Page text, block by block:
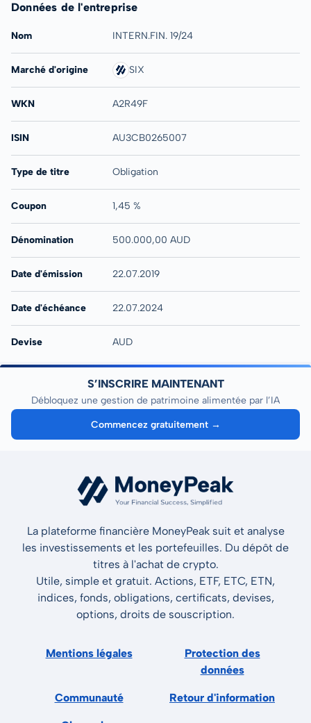
Données de l'entreprise
Nom INTERN.FIN. 19/24
Marché d'origine SIX
WKN A2R49F
ISIN AU3CB0265007
Type de titre Obligation
Coupon 1,45 %
Dénomination 500.000,00 AUD
Date d'émission 22.07.2019
Date d'échéance 22.07.2024
Devise AUD
S’INSCRIRE MAINTENANT
Débloquez une gestion de patrimoine alimentée par l’IA
Commencez gratuitement →
La plateforme financière MoneyPeak suit et analyse
les investissements et les portefeuilles. Du dépôt de
titres à l'achat de crypto.
Utile, simple et gratuit. Actions, ETF, ETC, ETN,
indices, fonds, obligations, certificats, devises,
options, droits de souscription.
Mentions légales
Protection des
données
Communauté Retour d'information